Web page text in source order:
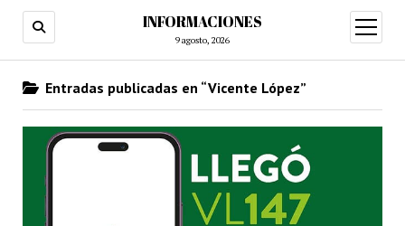
INFORMACIONES
9 agosto, 2026
abrir
menú
Entradas publicadas en “Vicente López”